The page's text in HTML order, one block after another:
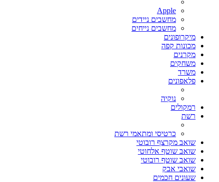
Apple
מחשבים ניידים
מחשבים נייחים
מיקרופונים
מכונות קפה
מקרנים
משחקים
משרד
פלאפונים
נוקיה
רמקולים
רשת
כרטיסי ומתאמי רשת
שואב מקרצף רובוטי
שואב שוטף אלחוטי
שואב שוטף רובוטי
שואבי אבק
שעונים חכמים